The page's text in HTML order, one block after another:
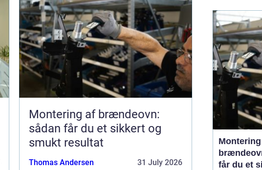
Montering af brændeovn:
sådan får du et sikkert og
smukt resultat
Thomas Andersen 31 July 2026
duleder
vesterbro,
derfor
får du et